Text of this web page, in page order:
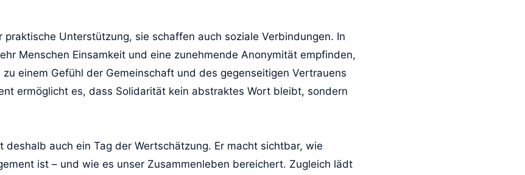
praktische Unterstützung, sie schaffen auch soziale Verbindungen. In
Menschen Einsamkeit und eine zunehmende Anonymität empfinden,
einem Gefühl der Gemeinschaft und des gegenseitigen Vertrauens
ermöglicht es, dass Solidarität kein abstraktes Wort bleibt, sondern
deshalb auch ein Tag der Wertschätzung. Er macht sichtbar, wie
ist – und wie es unser Zusammenleben bereichert. Zugleich lädt